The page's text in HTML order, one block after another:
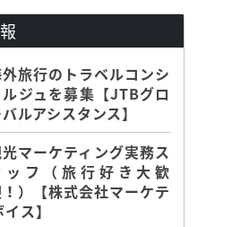
旅行のトラベルコンシ
ルジュを募集【JTBグロ
ルアシスタンス】
マーケティング実務ス
ッフ（旅行好き大歓
）【株式会社マーケテ
ス】